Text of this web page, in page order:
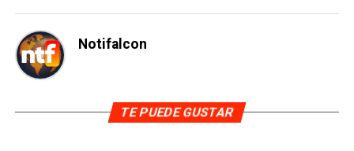
Notifalcon
TE PUEDE GUSTAR